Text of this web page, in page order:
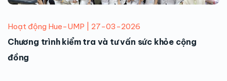
Hoạt động Hue-UMP | 27-03-2026
Chương trình kiểm tra và tư vấn sức khỏe cộng
đồng